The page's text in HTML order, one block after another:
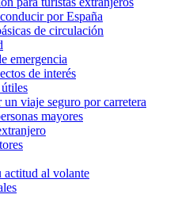
por España
de circulación
emergencia
de interés
viaje seguro por carretera
mayores
actitud al volante